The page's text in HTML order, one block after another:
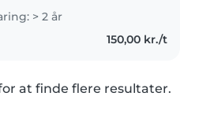
og babyer.
komfortabel med at passe
lave mad, hjælpe..
> 2 år
150,00 kr./t
at finde flere resultater.